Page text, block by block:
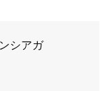
シアガ